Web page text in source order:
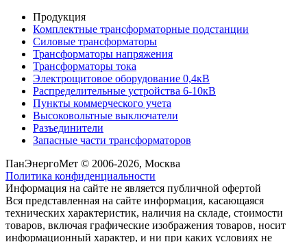
Продукция
Комплектные трансформаторные подстанции
Силовые трансформаторы
Трансформаторы напряжения
Трансформаторы тока
Электрощитовое оборудование 0,4кВ
Распределительные устройства 6-10кВ
Пункты коммерческого учета
Высоковольтные выключатели
Разъединители
Запасные части трансформаторов
ПанЭнергоМет © 2006-2026, Москва
Политика конфиденциальности
Информация на сайте не является публичной офертой
Вся представленная на сайте информация, касающаяся
технических характеристик, наличия на складе, стоимости
товаров, включая графические изображения товаров, носит
информационный характер, и ни при каких условиях не